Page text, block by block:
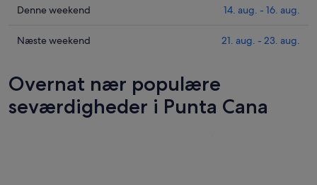
Cana
i
aug.
11.
i
Cana
morgen
11.
Tjek
i
for
weekend,
Denne weekend 14. aug. - 16. aug.
Tjek
Punta
Cana
for
Næste weekend 21. aug. - 23. aug.
Overnat nær populære
seværdigheder i Punta Cana